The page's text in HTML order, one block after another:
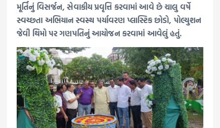
મૂર્તિનું વિસર્જન, સેવાકીય પ્રવૃત્તિ કરવામાં આવે છે ચાલુ વર્ષે
સ્વચ્છતા અભિયાન સ્વસ્થ પર્યાવરણ પ્લાસ્ટિક છોડો, પોલ્યુશન
જેવી થિમો પર ગણપતિનું આયોજન કરવામાં આવેલું હતું.